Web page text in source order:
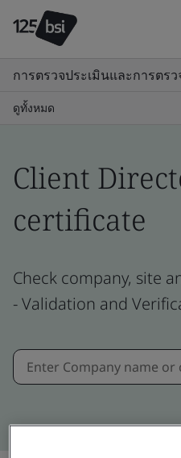
การตรวจประเมินและการตรว
ดูทั้งหมด
Client
certificate
Check company, site
- Validation and